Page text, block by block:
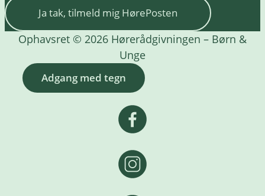
Ja tak, tilmeld mig HørePosten
Ophavsret © 2026 Hørerådgivningen – Børn &
Unge